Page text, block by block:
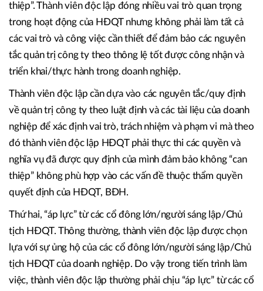
thiệp”. Thành viên độc lập đóng nhiều vai trò quan trọng
trong hoạt động của HĐQT nhưng không phải làm tất cả
các vai trò và công việc cần thiết để đảm bảo các nguyên
tắc quản trị công ty theo thông lệ tốt được công nhận và
triển khai/thực hành trong doanh nghiệp.
Thành viên độc lập cần dựa vào các nguyên tắc/quy định
về quản trị công ty theo luật định và các tài liệu của doanh
nghiệp để xác định vai trò, trách nhiệm và phạm vi mà theo
đó thành viên độc lập HĐQT phải thực thi các quyền và
nghĩa vụ đã được quy định của mình đảm bảo không “can
thiệp” không phù hợp vào các vấn đề thuộc thẩm quyền
quyết định của HĐQT, BĐH.
Thứ hai, “áp lực” từ các cổ đông lớn/người sáng lập/Chủ
tịch HĐQT. Thông thường, thành viên độc lập được chọn
lựa với sự ủng hộ của các cổ đông lớn/người sáng lập/Chủ
tịch HĐQT của doanh nghiệp. Do vậy trong tiến trình làm
việc, thành viên độc lập thường phải chịu “áp lực” từ các cổ